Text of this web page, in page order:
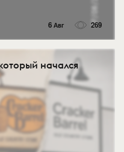
6 Авг 269
начался